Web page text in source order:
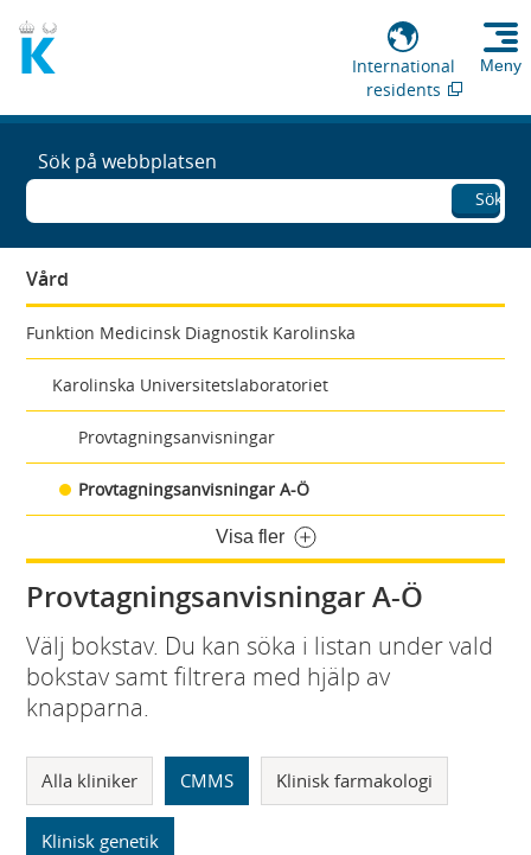
International
residents
Meny
Sök på webbplatsen
Sök
Vård
Funktion Medicinsk Diagnostik Karolinska
Karolinska Universitetslaboratoriet
Provtagningsanvisningar
Provtagningsanvisningar A-Ö
Visa fler
Provtagningsanvisningar A-Ö
Välj bokstav. Du kan söka i listan under vald
bokstav samt filtrera med hjälp av
knapparna.
Alla kliniker CMMS Klinisk farmakologi
Klinisk genetik